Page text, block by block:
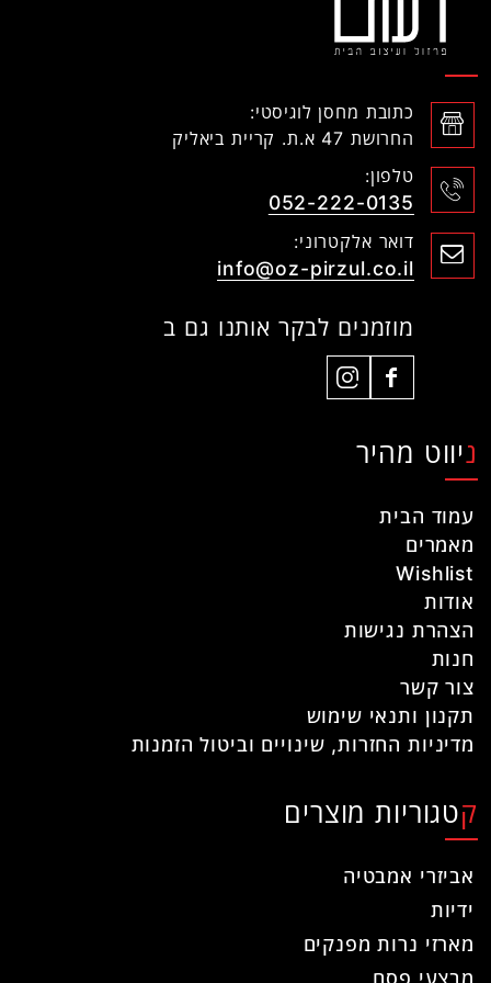
כתובת מחסן לוגיסטי:
החרושת 47 א.ת. קריית ביאליק
טלפון:
052-222-0135
דואר אלקטרוני:
info@oz-pirzul.co.il
מוזמנים לבקר אותנו גם ב
ניווט מהיר
עמוד הבית
מאמרים
Wishlist
אודות
הצהרת נגישות
חנות
צור קשר
תקנון ותנאי שימוש
מדיניות החזרות, שינויים וביטול הזמנות
קטגוריות מוצרים
אביזרי אמבטיה
ידיות
מארזי נרות מפנקים
מבצעי פסח